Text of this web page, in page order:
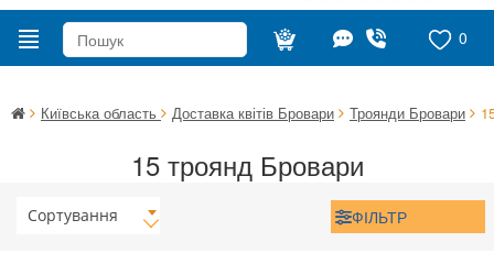
0
Київська область Доставка квітів Бровари Троянди Бровари
15 троянд Бровари
Сортування ФІЛЬТР